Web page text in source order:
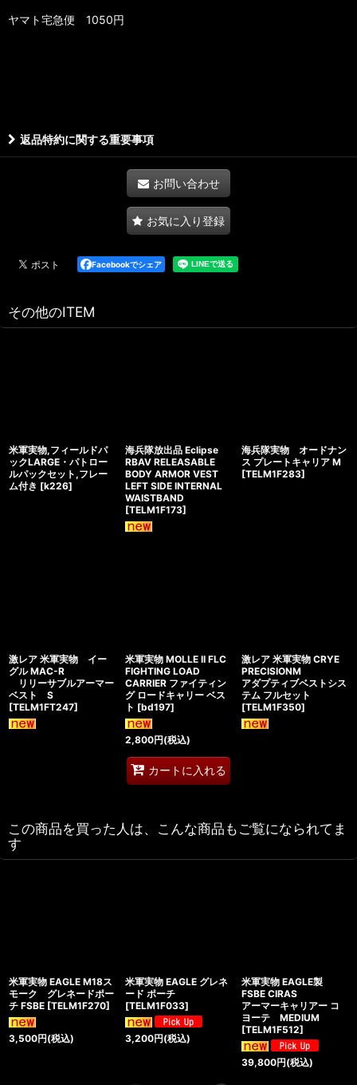
ヤマト宅急便 1050円
返品特約に関する重要事項
お問い合わせ
お気に入り登録
Facebookでシェア
その他のITEM
米軍実物,フィールドパ
ックLARGE・パトロー
ルパックセット,フレー
ム付き [k226]
海兵隊放出品 Eclipse
RBAV RELEASABLE
BODY ARMOR VEST
LEFT SIDE INTERNAL
WAISTBAND
[TELM1F173]
海兵隊実物 オードナン
ス プレートキャリア M
[TELM1F283]
激レア 米軍実物 イー
グル MAC-R
リリーサブルアーマー
ベスト S
[TELM1FT247]
米軍実物 MOLLE II FLC
FIGHTING LOAD
CARRIER ファイティン
グ ロードキャリー ベス
ト [bd197]
2,800円(税込)
カートに入れる
激レア 米軍実物 CRYE
PRECISIONM
アダプティブベストシス
テム フルセット
[TELM1F350]
この商品を買った人は、こんな商品もご覧になられてま
す
米軍実物 EAGLE M18ス
モーク グレネードポー
チ FSBE [TELM1F270]
3,500円(税込)
米軍実物 EAGLE グレネ
ード ポーチ
[TELM1F033]
3,200円(税込)
米軍実物 EAGLE製
FSBE CIRAS
アーマーキャリアー コ
ヨーテ MEDIUM
[TELM1F512]
39,800円(税込)